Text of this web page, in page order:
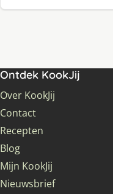
Ontdek KookJij
Over KookJij
Contact
Recepten
Blog
Mijn KookJij
Nieuwsbrief